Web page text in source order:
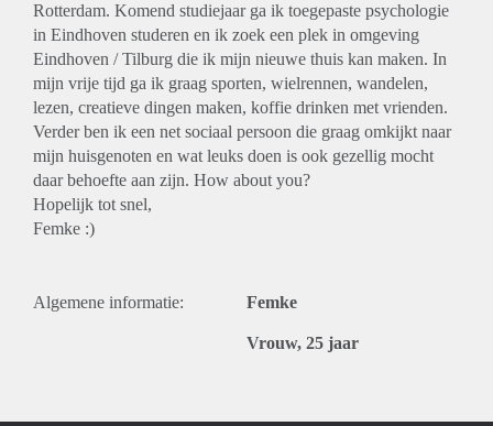
Rotterdam. Komend studiejaar ga ik toegepaste psychologie
in Eindhoven studeren en ik zoek een plek in omgeving
Eindhoven / Tilburg die ik mijn nieuwe thuis kan maken. In
mijn vrije tijd ga ik graag sporten, wielrennen, wandelen,
lezen, creatieve dingen maken, koffie drinken met vrienden.
Verder ben ik een net sociaal persoon die graag omkijkt naar
mijn huisgenoten en wat leuks doen is ook gezellig mocht
daar behoefte aan zijn. How about you?
Hopelijk tot snel,
Femke :)
Algemene informatie: Femke
Vrouw, 25 jaar